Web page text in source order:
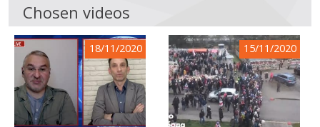
Chosen videos
18/11/2020 15/11/2020